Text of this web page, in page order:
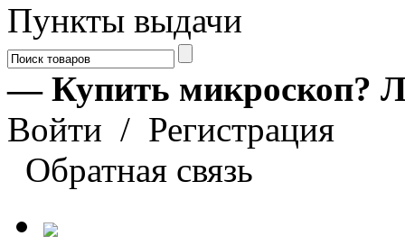
Пункты выдачи
— Купить микроскоп?
Войти / Регистрация
Обратная связь